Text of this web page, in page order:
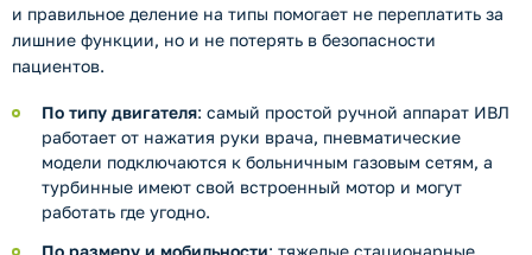
и правильное деление на типы помогает не переплатить за
лишние функции, но и не потерять в безопасности
пациентов.
По типу двигателя: самый простой ручной аппарат ИВЛ
работает от нажатия руки врача, пневматические
модели подключаются к больничным газовым сетям, а
турбинные имеют свой встроенный мотор и могут
работать где угодно.
По размеру и мобильности: тяжелые стационарные